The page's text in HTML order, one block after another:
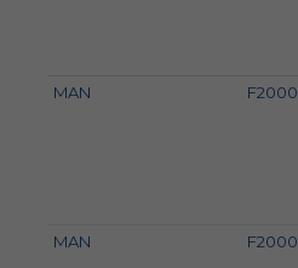
MAN F2000
MAN F2000